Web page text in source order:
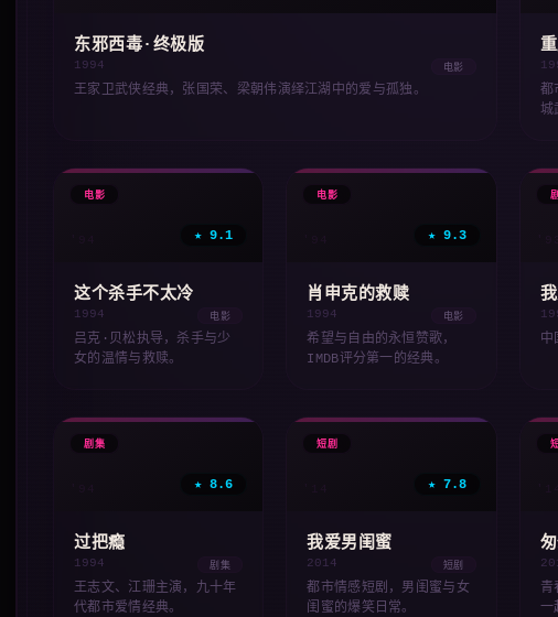
东邪西毒·终极版
1994 电影
王家卫武侠经典，张国荣、梁朝伟演绎江湖中的爱与孤独。
都
城
电影
★ 9.1
这个杀手不太冷
1994 电影
吕克·贝松执导，杀手与少
女的温情与救赎。
电影
★ 9.3
肖申克的救赎
1994 电影
希望与自由的永恒赞歌，
IMDB评分第一的经典。
中
剧集
★ 8.6
过把瘾
1994 剧集
王志文、江珊主演，九十年
代都市爱情经典。
短剧
★ 7.8
我爱男闺蜜
2014 短剧
都市情感短剧，男闺蜜与女
闺蜜的爆笑日常。
青
一